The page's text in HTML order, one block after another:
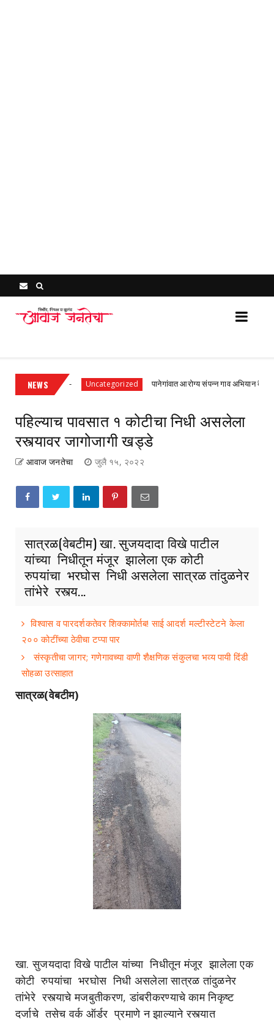
NEWS
श्रेणी Uncategorized पानेगांवात आरोग्य संपन्न गाव अभियान बैठक संपन्न
पहिल्याच पावसात १ कोटीचा निधी असलेला
रस्त्यावर जागोजागी खड्डे
आवाज जनतेचा जुलै १५, २०२२
सात्रळ(वेबटीम) खा. सुजयदादा विखे पाटील
यांच्या निधीतून मंजूर झालेला एक कोटी
रुपयांचा भरघोस निधी असलेला सात्रळ तांदुळनेर
तांभेरे रस्त्य...
विश्वास व पारदर्शकतेवर शिक्कामोर्तब! साई आदर्श मल्टीस्टेटने केला
२०० कोटींच्या ठेवीचा टप्पा पार
संस्कृतीचा जागर; गणेगावच्या वाणी शैक्षणिक संकुलचा भव्य पायी दिंडी
सोहळा उत्साहात
सात्रळ(वेबटीम)
खा. सुजयदादा विखे पाटील यांच्या निधीतून मंजूर झालेला एक
कोटी रुपयांचा भरघोस निधी असलेला सात्रळ तांदुळनेर
तांभेरे रस्त्याचे मजबुतीकरण, डांबरीकरण्याचे काम निकृष्ट
दर्जाचे तसेच वर्क ऑर्डर प्रमाणे न झाल्याने रस्त्यात